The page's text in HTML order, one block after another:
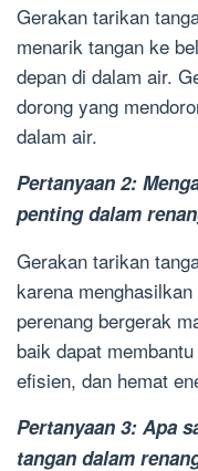
Gerakan tarikan
menarik tangan ke
depan di dalam air.
dorong yang
dalam air.
Pertanyaan 2:
penting dalam
Gerakan tarikan
karena
perenang bergerak
baik dapat
efisien, dan hemat
Pertanyaan 3: Apa
tangan dalam